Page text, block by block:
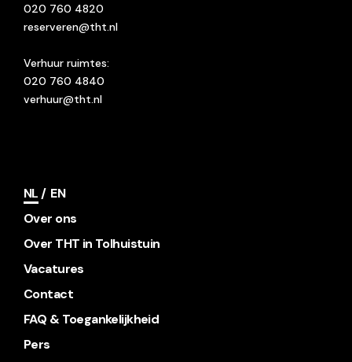
020 760 4820
reserveren@tht.nl
Verhuur ruimtes:
020 760 4840
verhuur@tht.nl
NL
EN
Over ons
Over THT in Tolhuistuin
Vacatures
Contact
FAQ & Toegankelijkheid
Pers